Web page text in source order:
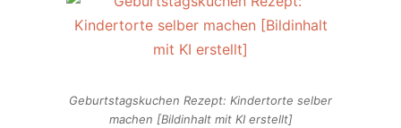
Geburtstagskuchen Rezept: Kindertorte selber
machen [Bildinhalt mit KI erstellt]